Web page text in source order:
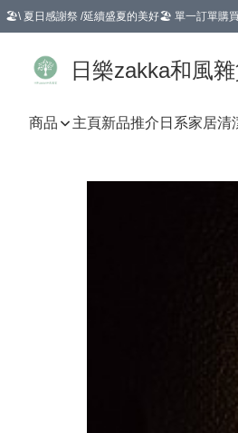
🏖️\ 夏日感謝祭 /延續盛夏的美好🏖️ 單一訂單購
日樂zakka和風
商品 主頁新品推介 日系家居清